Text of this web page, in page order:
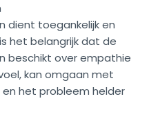
dient toegankelijk en
het belangrijk dat de
beschikt over empathie
kan omgaan met
het probleem helder